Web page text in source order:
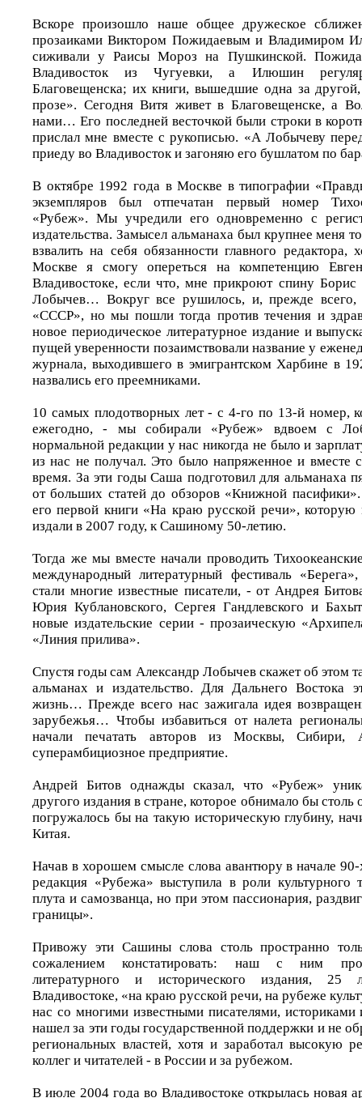
Вскоре произошло наше общее дружеское
прозаиками Виктором Пожидаевым и Владимиром
сиживали у Раисы Мороз на Пушкинской.
Владивосток из Чугуевки, а Илюшин
Благовещенска; их книги, вышедшие одна за
прозе». Сегодня Витя живет в Благовещенске, а
нами… Его последней весточкой были строки в
прислал мне вместе с рукописью. «А Лобычеву
приеду во Владивосток и загоняю его бушлатом по
В октябре 1992 года в Москве в типографии
экземпляров был отпечатан первый номер
«Рубеж». Мы учредили его одновременно с
издательства. Замысел альманаха был крупнее меня
взвалить на себя обязанности главного
Москве я смогу опереться на компетенцию
Владивостоке, если что, мне прикроют спину
Лобычев… Вокруг все рушилось, и, прежде всего,
«СССР», но мы пошли тогда против течения и
новое периодическое литературное издание и
пущей уверенности позаимствовали название у
журнала, выходившего в эмигрантском Харбине в
назвались его преемниками.
10 самых плодотворных лет - с 4-го по 13-й номер,
ежегодно, - мы собирали «Рубеж» вдвоем с
нормальной редакции у нас никогда не было и
из нас не получал. Это было напряженное и вместе
время. За эти годы Саша подготовил для альманаха
от больших статей до обзоров «Книжной
его первой книги «На краю русской речи»,
издали в 2007 году, к Сашиному 50-летию.
Тогда же мы вместе начали проводить
международный литературный фестиваль
стали многие известные писатели, - от Андрея
Юрия Кублановского, Сергея Гандлевского и
новые издательские серии - прозаическую
«Линия прилива».
Спустя годы сам Александр Лобычев скажет об этом
альманах и издательство. Для Дальнего Востока
жизнь… Прежде всего нас зажигала идея
зарубежья… Чтобы избавиться от налета
начали печатать авторов из Москвы,
суперамбициозное предприятие.
Андрей Битов однажды сказал, что «Рубеж»
другого издания в стране, которое обнимало бы
погружалось бы на такую историческую глубину,
Китая.
Начав в хорошем смысле слова авантюру в начале
редакция «Рубежа» выступила в роли культурного
плута и самозванца, но при этом пассионария,
границы».
Привожу эти Сашины слова столь пространно
сожалением констатировать: наш с ним
литературного и исторического издания, 25
Владивостоке, «на краю русской речи, на рубеже
нас со многими известными писателями,
нашел за эти годы государственной поддержки и не
региональных властей, хотя и заработал высокую
коллег и читателей - в России и за рубежом.
В июле 2004 года во Владивостоке открылась новая